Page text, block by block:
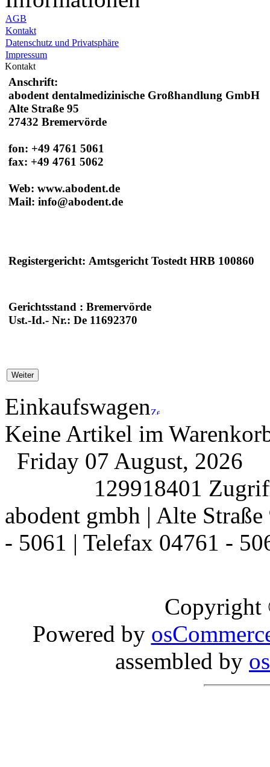
AGB
Kontakt
Datenschutz und Privatsphäre
Impressum
Kontakt
Anschrift:
abodent dentalmedizinische Großhandlung GmbH
Alte Straße 95
27432 Bremervörde
fon: +49 4761 5061
fax: +49 4761 5062
Web: www.abodent.de
Mail: info@abodent.de
Registergericht: Amtsgericht Tostedt HRB 100860
Gerichtsstand : Bremervörde
Ust.-Id.- Nr.: De 11692370
Einkaufswagen
Keine Artikel im
Friday 07 August, 2026
129918401
abodent gmbh | Alte
- 5061 | Telefax 04761 -
Powered by
assembled by